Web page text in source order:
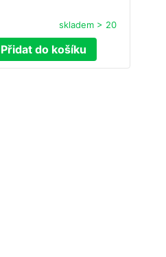
skladem > 20
Přidat do košíku